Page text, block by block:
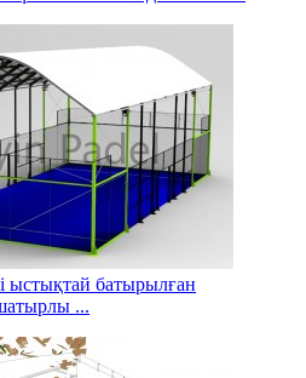
ыстықтай батырылған
...